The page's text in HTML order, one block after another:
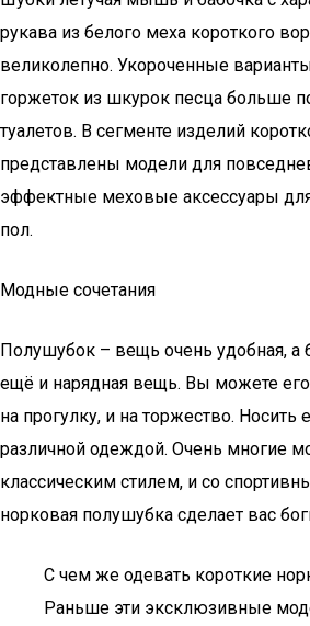
рукава из белого меха короткого
великолепно. Укороченные
горжеток из шкурок песца больше
туалетов. В сегменте изделий
представлены модели для
эффектные меховые аксессуары
пол.
Модные сочетания
Полушубок – вещь очень удобная,
ещё и нарядная вещь. Вы можете его
на прогулку, и на торжество. Носить
различной одеждой. Очень многие
классическим стилем, и со
норковая полушубка сделает вас
С чем же одевать короткие
Раньше эти эксклюзивные